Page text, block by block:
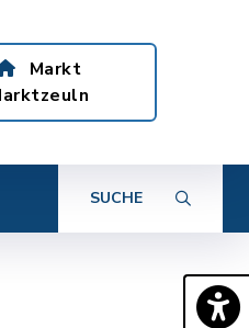
Markt
SUCHE